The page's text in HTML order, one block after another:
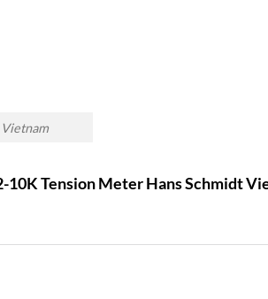
Tension Meter Hans Schmidt